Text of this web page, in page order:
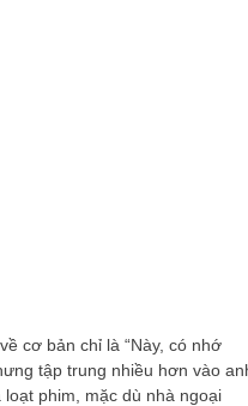
cơ bản chỉ là “Này, có nhớ
tập trung nhiều hơn vào
phim, mặc dù nhà ngoại